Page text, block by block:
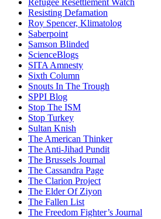
Refugee Resettlement Watch
Resisting Defamation
Roy Spencer, Klimatolog
Saberpoint
Samson Blinded
ScienceBlogs
SITA Amnesty
Sixth Column
Snouts In The Trough
SPPI Blog
Stop The ISM
Stop Turkey
Sultan Knish
The American Thinker
The Anti-Jihad Pundit
The Brussels Journal
The Cassandra Page
The Clarion Project
The Elder Of Ziyon
The Fallen List
The Freedom Fighter’s Journal